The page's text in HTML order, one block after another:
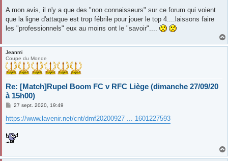
s
a
g
A mon avis, il n'y a que des "non connaisseurs" sur ce forum qui voient
que la ligne d'attaque est trop fébrile pour jouer le top 4....laissons faire
les "professionnels" eux au moins ont le "savoir"....
Jeanmi
Coupe du Monde
Re: [Match]Rupel Boom FC v RFC Liège (dimanche 27/09/20
à 15h00)
M
s
s
g
e
27 sept. 2020, 19:49
https://www.lavenir.net/cnt/dmf20200927 ... 1601227593